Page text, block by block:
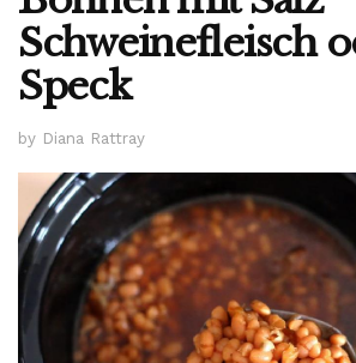
Schweinefleisch
Speck
by Diana Rattray